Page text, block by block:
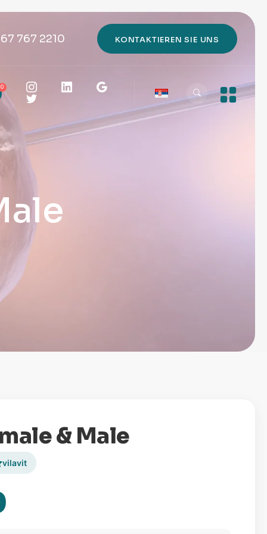
767 2210 KONTAKTIEREN SIE UNS
0
& Male
vilavit